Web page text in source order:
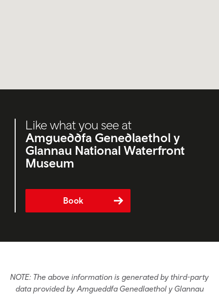
Like what you see at
Amgueddfa Genedlaethol y
Glannau National Waterfront
Museum
Book
NOTE: The above information is generated by third-party
data provided by Amgueddfa Genedlaethol y Glannau